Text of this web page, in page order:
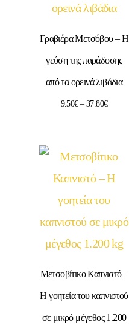
Γραβιέρα Μετσόβου – Η
γεύση της παράδοσης
από τα ορεινά λιβάδια
9.50€– 37.80€
Μετσοβίτικο Καπνιστό –
Η γοητεία του καπνιστού
σε μικρό μέγεθος 1.200